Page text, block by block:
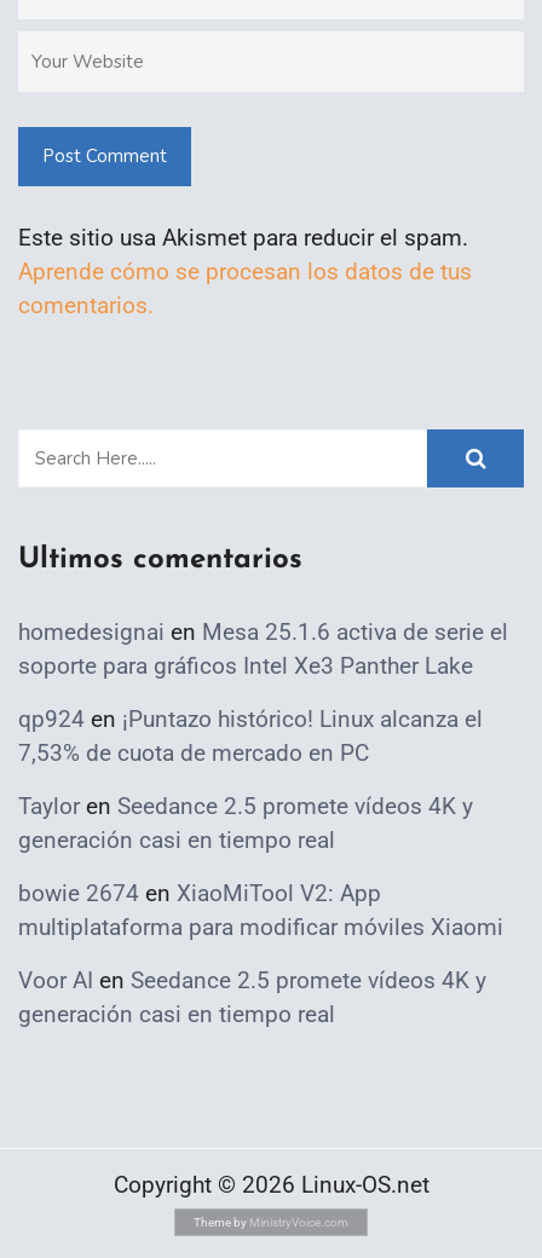
Post Comment
Este sitio usa Akismet para reducir el spam.
Aprende cómo se procesan los datos de tus
comentarios.
Ultimos comentarios
homedesignai en Mesa 25.1.6 activa de serie el
soporte para gráficos Intel Xe3 Panther Lake
qp924 en ¡Puntazo histórico! Linux alcanza el
7,53% de cuota de mercado en PC
Taylor en Seedance 2.5 promete vídeos 4K y
generación casi en tiempo real
bowie 2674 en XiaoMiTool V2: App
multiplataforma para modificar móviles Xiaomi
Voor AI en Seedance 2.5 promete vídeos 4K y
generación casi en tiempo real
Copyright © 2026 Linux-OS.net
Theme by MinistryVoice.com